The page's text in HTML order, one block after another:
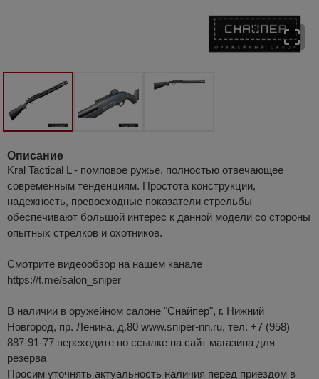
Описание
Kral Tactical L - помповое ружье, полностью отвечающее
современным тенденциям. Простота конструкции,
надежность, превосходные показатели стрельбы
обеспечивают большой интерес к данной модели со стороны
опытных стрелков и охотников.
Смотрите видеообзор на нашем канале
https://t.me/salon_sniper
В наличии в оружейном салоне "Снайпер", г. Нижний
Новгород, пр. Ленина, д.80 www.sniper-nn.ru, тел. +7 (958)
887-91-77 переходите по ссылке на сайт магазина для
резерва
Просим уточнять актуальность наличия перед приездом в